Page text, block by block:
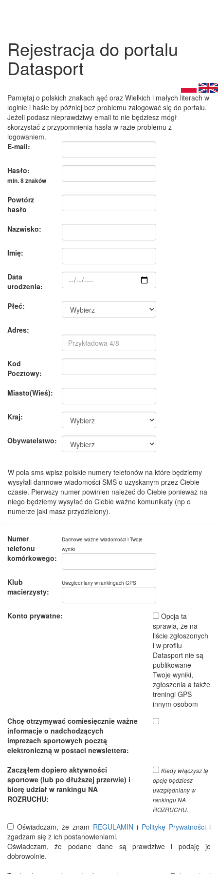
Rejestracja do portalu
Datasport
Pamiętaj o polskich znakach ąęć oraz Wielkich i małych literach w
loginie i haśle by później bez problemu zalogować się do portalu.
Jeżeli podasz nieprawdziwy email to nie będziesz mógł
skorzystać z przypomnienia hasła w razie problemu z
logowaniem.
E-mail:
Hasło:
min. 8 znaków
Powtórz
hasło
Nazwisko:
Imię:
Data
urodzenia:
Płeć:
Adres:
Kod
Pocztowy:
Miasto(Wieś):
Kraj:
Obywatelstwo:
W pola sms wpisz polskie numery telefonów na które będziemy
wysyłali darmowe wiadomości SMS o uzyskanym przez Ciebie
czasie. Pierwszy numer powinien należeć do Ciebie ponieważ na
niego będziemy wysyłać do Ciebie ważne komunikaty (np o
numerze jaki masz przydzielony).
Numer
telefonu
komórkowego:
Darmowe ważne wiadomości i Twoje
wyniki
Klub
macierzysty:
Uwzgledniany w rankingach GPS
Konto prywatne:
Opcja ta
sprawia, że na
liście zgłoszonych
i w profilu
Datasport nie są
publikowane
Twoje wyniki,
zgłoszenia a także
treningi GPS
innym osobom
Chcę otrzymywać comiesięcznie ważne
informacje o nadchodzących
imprezach sportowych pocztą
elektroniczną w postaci newslettera:
Zacząłem dopiero aktywności
sportowe (lub po dłuższej przerwie) i
biorę udział w rankingu NA
ROZRUCHU:
Kiedy włączysz tę
opcję będziesz
uwzględniany w
rankingu NA
ROZRUCHU.
Oświadczam, że znam REGULAMIN i Politykę Prywatności i
zgadzam się z ich postanowieniami.
Oświadczam, że podane dane są prawdziwe i podaję je
dobrowolnie.